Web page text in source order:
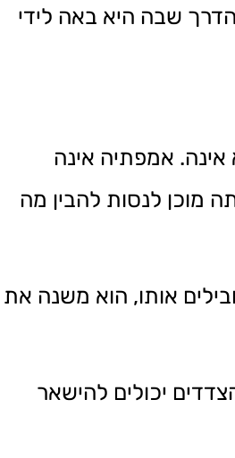
שבה היא באה לידי
אמפתיה אינה
מוכן לנסות להבין מה
אותו, הוא משנה את
יכולים להישאר